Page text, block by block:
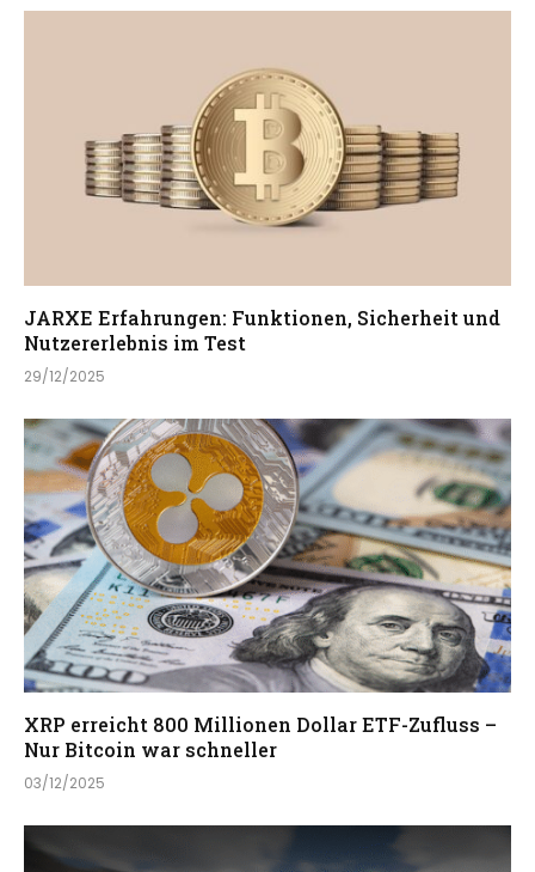
JARXE Erfahrungen: Funktionen, Sicherheit und
Nutzererlebnis im Test
29/12/2025
XRP erreicht 800 Millionen Dollar ETF-Zufluss –
Nur Bitcoin war schneller
03/12/2025